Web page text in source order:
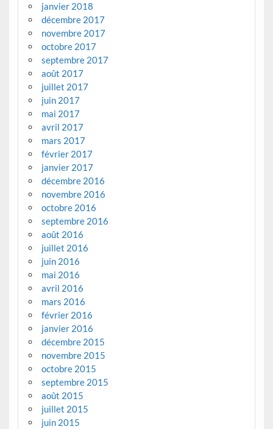
janvier 2018
décembre 2017
novembre 2017
octobre 2017
septembre 2017
août 2017
juillet 2017
juin 2017
mai 2017
avril 2017
mars 2017
février 2017
janvier 2017
décembre 2016
novembre 2016
octobre 2016
septembre 2016
août 2016
juillet 2016
juin 2016
mai 2016
avril 2016
mars 2016
février 2016
janvier 2016
décembre 2015
novembre 2015
octobre 2015
septembre 2015
août 2015
juillet 2015
juin 2015